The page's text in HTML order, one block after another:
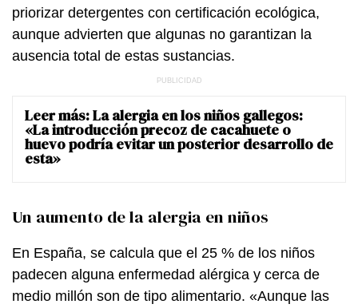
priorizar detergentes con certificación ecológica,
aunque advierten que algunas no garantizan la
ausencia total de estas sustancias.
Leer más:La alergia en los niños gallegos:
«La introducción precoz de cacahuete o
huevo podría evitar un posterior desarrollo de
esta»
Un aumento de la alergia en niños
En España, se calcula que el 25 % de los niños
padecen alguna enfermedad alérgica y cerca de
medio millón son de tipo alimentario. «Aunque las